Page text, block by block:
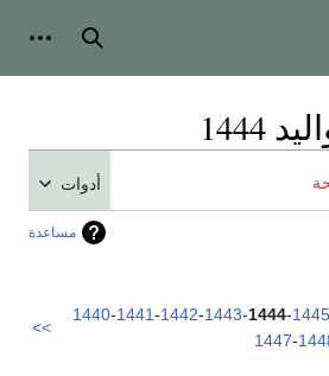
بحث
1444
أدوات
مساعدة
1440-1441-1442-1443-1444-1445
1447-
>>